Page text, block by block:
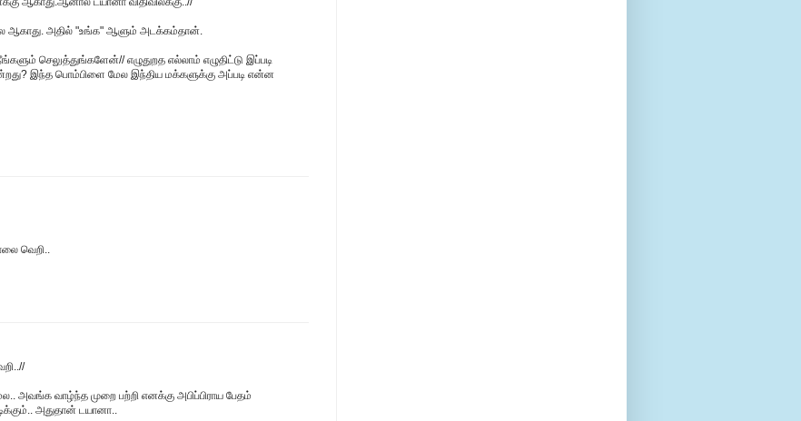
ஆகாது. அதில் "உங்க" ஆளும் அடக்கம்தான்.
செலுத்துங்களேன்// எழுதுறத எல்லாம் எழுதிட்டு இப்படி
இந்த பொம்பிளை மேல இந்திய மக்களுக்கு அப்படி என்ன
வெறி..
அவங்க வாழ்ந்த முறை பற்றி எனக்கு அபிப்பிராய பேதம்
அதுதான் டயானா..